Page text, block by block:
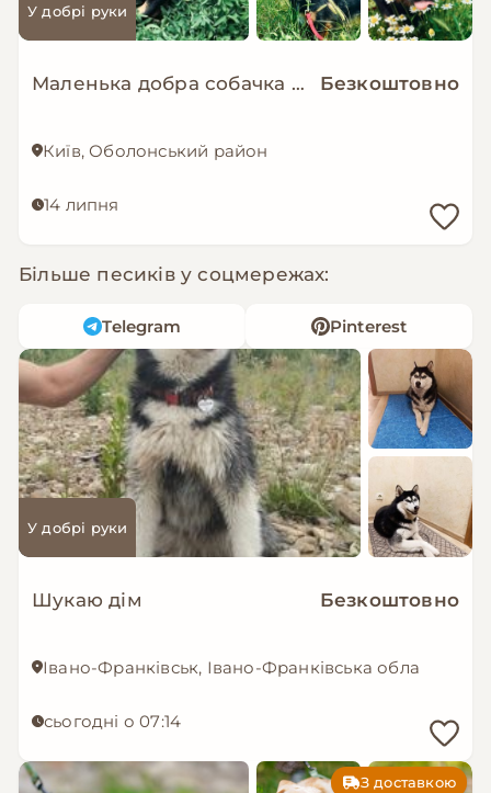
У добрі руки
Маленька добра собачка мріє знову стати домашньою! Безкоштовно
Київ, Оболонський район
14 липня
Більше песиків у соцмережах:
Telegram Pinterest
У добрі руки
Шукаю дім Безкоштовно
Івано-Франківськ, Івано-Франківська область
сьогодні о 07:14
З доставкою